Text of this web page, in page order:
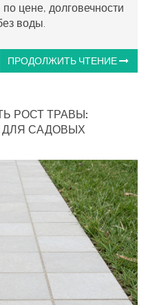
цене, долговечности
воды.
ПРОДОЛЖИТЬ ЧТЕНИЕ
РОСТ ТРАВЫ:
САДОВЫХ